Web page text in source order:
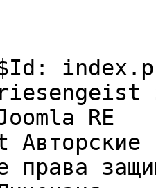
RE
Авторские
права